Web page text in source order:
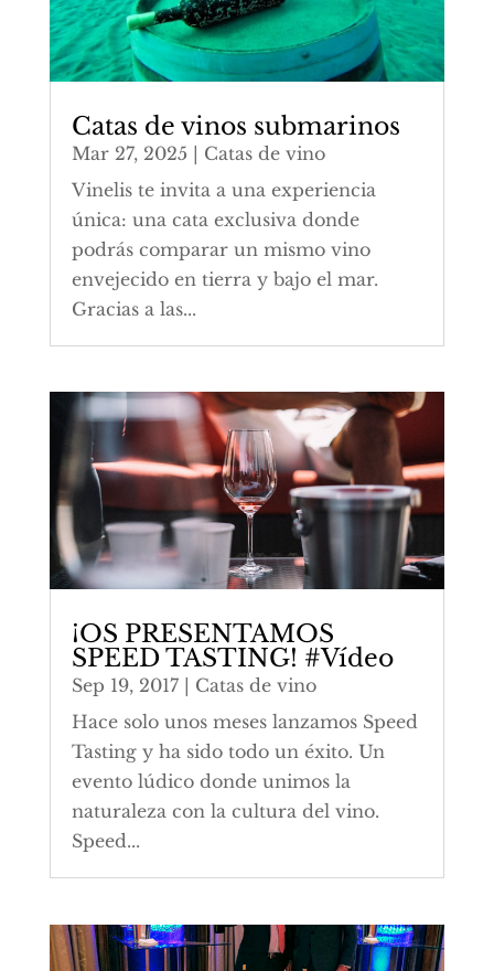
Catas de vinos submarinos
Mar 27, 2025 | Catas de vino
Vinelis te invita a una experiencia
única: una cata exclusiva donde
podrás comparar un mismo vino
envejecido en tierra y bajo el mar.
Gracias a las...
¡OS PRESENTAMOS
SPEED TASTING! #Vídeo
Sep 19, 2017| Catas de vino
Hace solo unos meses lanzamos Speed
Tasting y ha sido todo un éxito. Un
evento lúdico donde unimos la
naturaleza con la cultura del vino.
Speed...